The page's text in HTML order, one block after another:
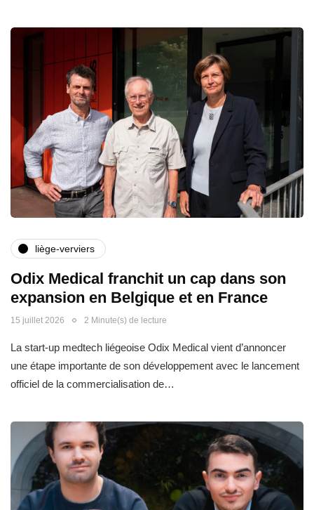
liège-verviers
Odix Medical franchit un cap dans son
expansion en Belgique et en France
15 juillet 2026 2 Minute(s) de lecture
La start-up medtech liégeoise Odix Medical vient d’annoncer
une étape importante de son développement avec le lancement
officiel de la commercialisation de…